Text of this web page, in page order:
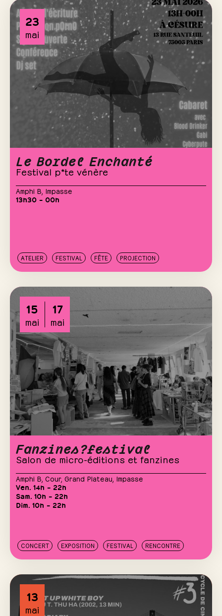
23
mai
Le Bordel Enchanté
Festival p*te vénère
Amphi B Impasse
13h30 – 00h
ATELIER FESTIVAL FÊTE PROJECTION
15
mai
17
mai
Fanzines?festival
Salon de micro-éditions et fanzines
Amphi B Cour, Grand Plateau Impasse
Ven. 14h – 22h
Sam. 10h – 22h
Dim. 10h – 22h
CONCERT EXPOSITION FESTIVAL RENCONTRE
13
mai